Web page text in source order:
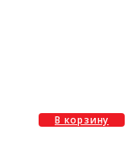
В корзину